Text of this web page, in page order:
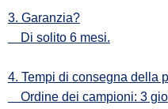
3. Garanzia?
Di solito 6 mesi.
4. Tempi di consegna della
Ordine dei campioni: 3